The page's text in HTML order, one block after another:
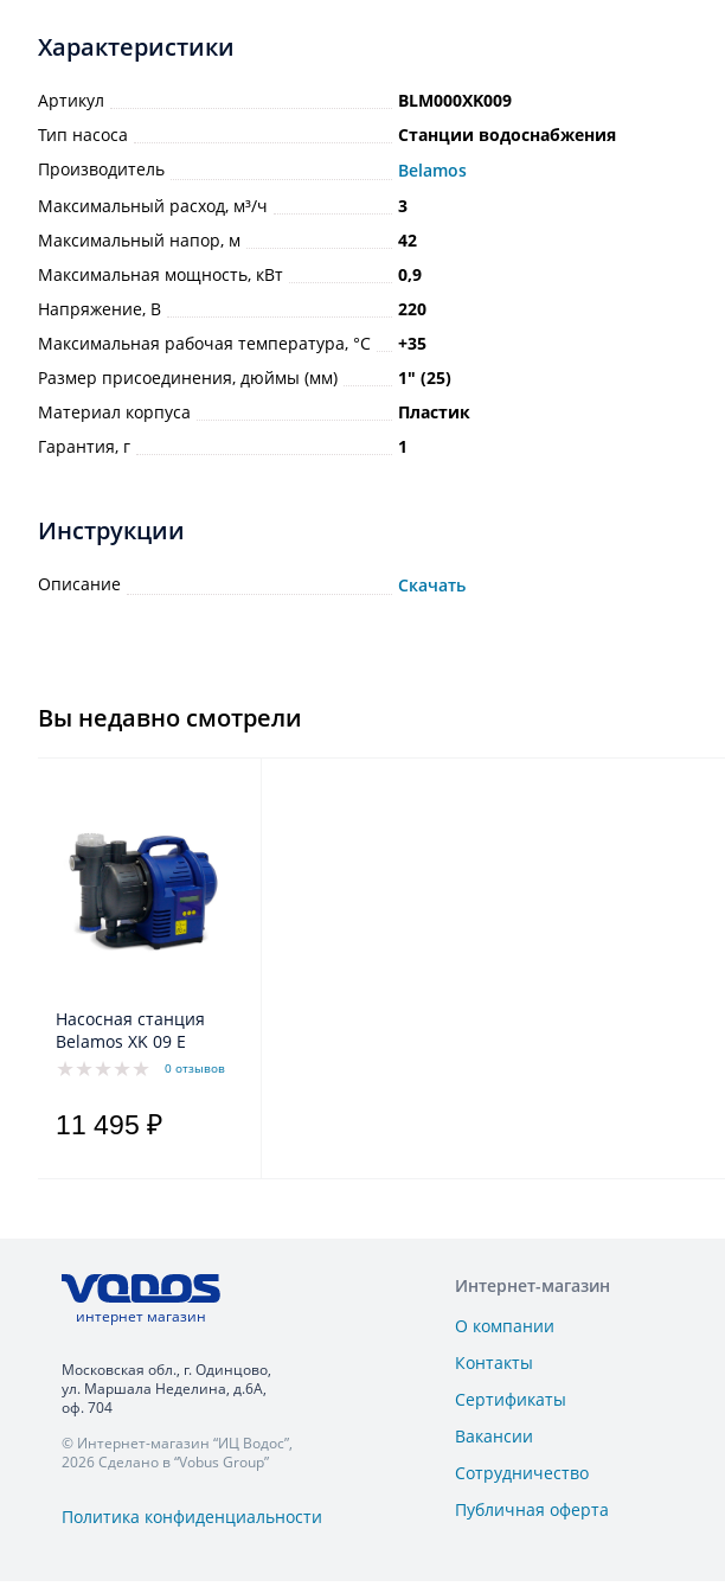
Характеристики
Артикул
BLM000XK009
Тип насоса
Станции водоснабжения
Производитель
Belamos
Максимальный расход, м³/ч
3
Максимальный напор, м
42
Максимальная мощность, кВт
0,9
Напряжение, В
220
Максимальная рабочая температура, °С
+35
Размер присоединения, дюймы (мм)
1ʺ (25)
Материал корпуса
Пластик
Гарантия, г
1
Инструкции
Описание Скачать
Вы недавно смотрели
Насосная станция
Belamos XK 09 E
0 отзывов
11 495 ₽
интернет магазин
Московская обл., г. Одинцово,
ул. Маршала Неделина, д.6А,
оф. 704
© Интернет-магазин “ИЦ Водос”,
2026 Сделано в “Vobus Group”
Политика конфиденциальности
Интернет-магазин
О компании
Контакты
Сертификаты
Вакансии
Сотрудничество
Публичная оферта